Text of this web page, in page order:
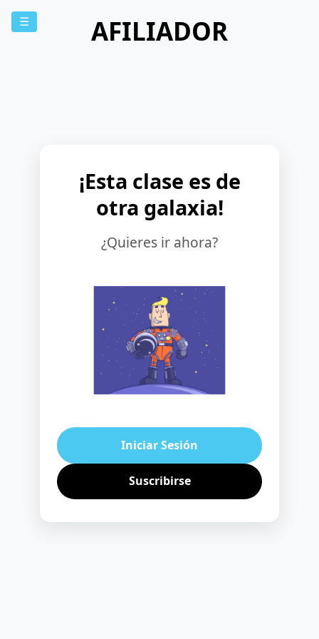
☰ AFILIADOR
¡Esta clase es de
otra galaxia!
¿Quieres ir ahora?
Iniciar Sesión
Suscribirse